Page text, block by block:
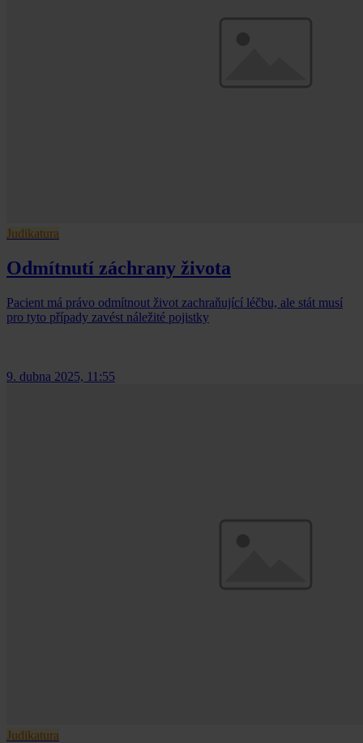
Judikatura
Odmítnutí záchrany života
Pacient má právo odmítnout život zachraňující léčbu, ale stát musí
pro tyto případy zavést náležité pojistky
9. dubna 2025, 11:55
Judikatura